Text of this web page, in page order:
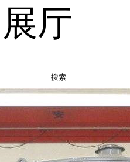
厅
搜索